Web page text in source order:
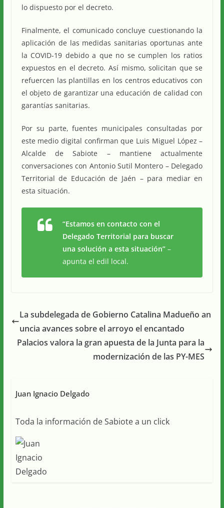
lo dispuesto por el decreto.
Finalmente, el comunicado concluye cuestionando la
aplicación de las medidas sanitarias oportunas ante
la COVID-19 debido a que no se cumplen los ratios
expuestos en el decreto. Así mismo, solicitan que se
refuercen las plantillas en los centros educativos con
el objeto de garantizar una educación de calidad con
garantías sanitarias.
Por su parte, fuentes municipales consultadas por
este medio digital confirman que Luis Miguel López –
Alcalde de Sabiote – mantiene actualmente
conversaciones con Antonio Sutil Montero – Delegado
Territorial de Educación de Jaén – para mediar en
esta situación.
“Estamos en contacto con el
Delegado Territorial para buscar
una solución a esta situación”–
apunta el edil local.
La subdelegada de Gobierno Catalina Madueño an
uncia avances sobre el arroyo el encantado
Palacios valora la gran apuesta de la Junta para la
modernización de las PY-MES
Juan Ignacio Delgado
Toda la información de Sabiote a un click